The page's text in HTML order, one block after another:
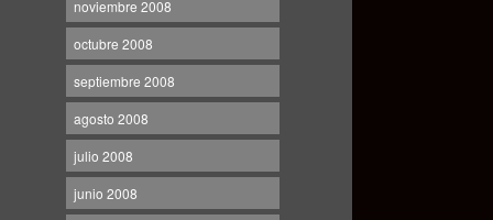
noviembre 2008
octubre 2008
septiembre 2008
agosto 2008
julio 2008
junio 2008